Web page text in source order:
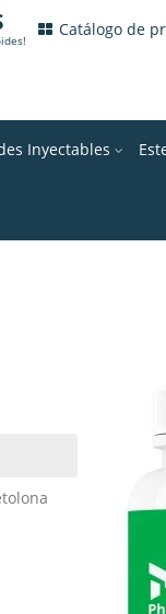
Catálogo de
Inyectables